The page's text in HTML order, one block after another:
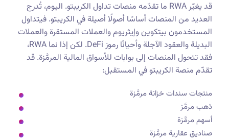
قد يغيّر RWA ما تقدّمه منصات تداول الكريبتو. اليوم، تُدرج
العديد من المنصات أساسًا أصولًا أصيلة في الكريبتو. فيتداول
المستخدمون بيتكوين وإيثريوم والعملات المستقرة والعملات
البديلة والعقود الآجلة وأحيانًا رموز DeFi. لكن إذا نما RWA،
فقد تتحول المنصات إلى بوابات للأسواق المالية المرمَّزة. قد
تقدّم منصة الكريبتو في المستقبل:
منتجات سندات خزانة مرمَّزة
ذهب مرمَّز
أسهم مرمَّزة
صناديق عقارية مرمَّزة